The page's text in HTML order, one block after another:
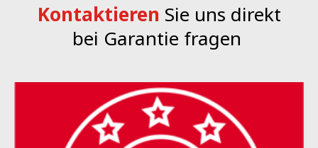
Kontaktieren Sie uns direkt
bei Garantie fragen